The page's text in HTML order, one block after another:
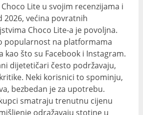
Lite u svojim recenzijama i
2026, većina povratnih
Choco Lite-a je povoljna.
popularnost na platformama
kao što su Facebook i Instagram.
dijetetičari često podržavaju,
Neki korisnici to spominju,
bezbedan je za upotrebu.
smatraju trenutnu cijenu
odražavaju stotine u